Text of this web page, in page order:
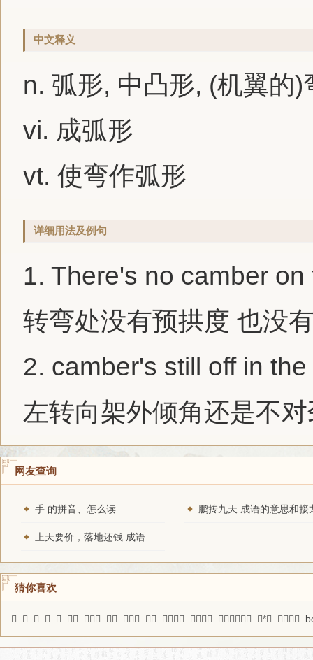
中文释义
n. 弧形, 中凸形, (机翼的)
vi. 成弧形
vt. 使弯作弧形
详细用法及例句
1. There's no camber on
转弯处没有预拱度 也没
2. camber's still off in
左转向架外倾角还是不
网友查询
手 的拼音、怎么读 鹏抟九天 成语的意思和接
猜你喜欢
𤯧 鱎 㕝 陵 𩣔 菽水 外祖父 筋竹 唱主角 激溜 超俗绝世 寝皮食肉 反其意而用之 直*色 聚米为山